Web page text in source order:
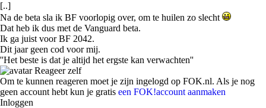
[..]
Na de beta sla ik BF voorlopig over, om te huilen zo slecht
Dat heb ik dus met de Vanguard beta.
Ik ga juist voor BF 2042.
Dit jaar geen cod voor mij.
''Het beste is dat je altijd het ergste kan verwachten''
Reageer zelf
Om te kunnen reageren moet je zijn ingelogd op FOK.nl. Als je nog
geen account hebt kun je gratis een FOK!account aanmaken
Inloggen